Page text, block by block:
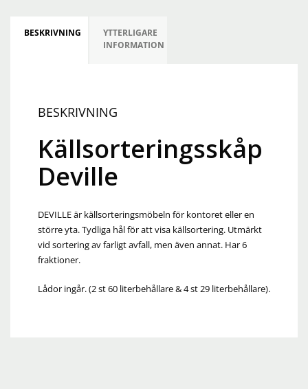
BESKRIVNING
YTTERLIGARE
INFORMATION
BESKRIVNING
Källsorteringsskåp
Deville
DEVILLE är källsorteringsmöbeln för kontoret eller en
större yta. Tydliga hål för att visa källsortering. Utmärkt
vid sortering av farligt avfall, men även annat. Har 6
fraktioner.
Lådor ingår. (2 st 60 literbehållare & 4 st 29 literbehållare).